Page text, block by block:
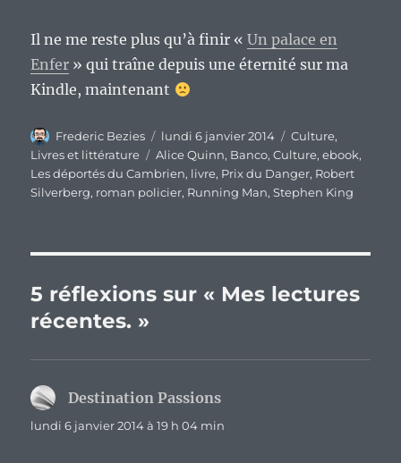
Il ne me reste plus qu’à finir «Un palace en
Enfer » qui traîne depuis une éternité sur ma
Kindle, maintenant
Auteur
Frederic Bezies
Publié
le
lundi 6 janvier 2014 Catégories
Culture,
Livres et littérature
Étiquettes
Alice Quinn, Banco,Culture,ebook,
Les déportés du Cambrien, livre, Prix du Danger, Robert
Silverberg, roman policier, Running Man,Stephen King
5 réflexions sur « Mes lectures
récentes. »
Destination Passions
lundi 6 janvier 2014 à 19 h 04 min